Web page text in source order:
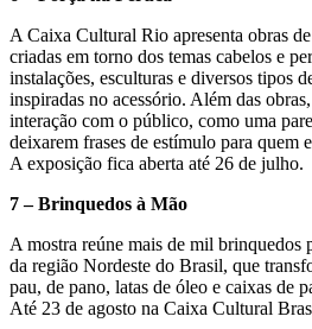
A Caixa Cultural Rio apresenta obras
criadas em torno dos temas cabelos e
instalações, esculturas e diversos tipos
inspiradas no acessório. Além das
interação com o público, como uma
deixarem frases de estímulo para quem
A exposição fica aberta até 26 de julho.
7 – Brinquedos à Mão
A mostra reúne mais de mil brinquedos
da região Nordeste do Brasil, que
pau, de pano, latas de óleo e caixas de
Até 23 de agosto na Caixa Cultural